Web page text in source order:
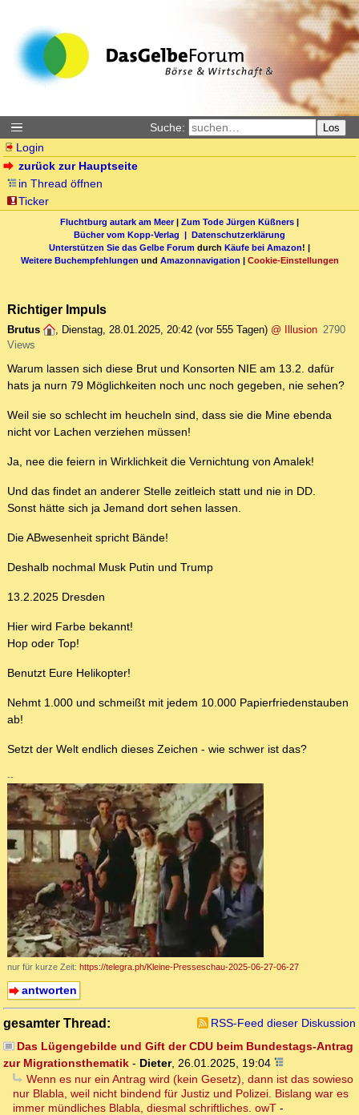
Suche: Los
Login
zurück zur Hauptseite
in Thread öffnen
Ticker
Fluchtburg autark am Meer| Zum Tode Jürgen Küßners |
Bücher vom Kopp-Verlag | Datenschutzerklärung
Unterstützen Sie das Gelbe Forum durch Käufe bei Amazon! |
Weitere Buchempfehlungen und Amazonnavigation | Cookie-Einstellungen
Richtiger Impuls
Brutus , Dienstag, 28.01.2025, 20:42 (vor 555 Tagen) @ Illusion 2790
Views
Warum lassen sich diese Brut und Konsorten NIE am 13.2. dafür
hats ja nurn 79 Möglichkeiten noch unc noch gegeben, nie sehen?
Weil sie so schlecht im heucheln sind, dass sie die Mine ebenda
nicht vor Lachen verziehen müssen!
Ja, nee die feiern in Wirklichkeit die Vernichtung von Amalek!
Und das findet an anderer Stelle zeitleich statt und nie in DD.
Sonst hätte sich ja Jemand dort sehen lassen.
Die ABwesenheit spricht Bände!
Deshalb nochmal Musk Putin und Trump
13.2.2025 Dresden
Hier wird Farbe bekannt!
Hop oder Top!
Benutzt Eure Helikopter!
Nehmt 1.000 und schmeißt mit jedem 10.000 Papierfriedenstauben
ab!
Setzt der Welt endlich dieses Zeichen - wie schwer ist das?
--
nur für kurze Zeit: https://telegra.ph/Kleine-Presseschau-2025-06-27-06-27
antworten
gesamter Thread:
RSS-Feed dieser Diskussion
Das Lügengebilde und Gift der CDU beim Bundestags-Antrag
zur Migrationsthematik - Dieter, 26.01.2025, 19:04
Wenn es nur ein Antrag wird (kein Gesetz), dann ist das sowieso
nur Blabla, weil nicht bindend für Justiz und Polizei. Bislang war es
immer mündliches Blabla, diesmal schriftliches. owT -